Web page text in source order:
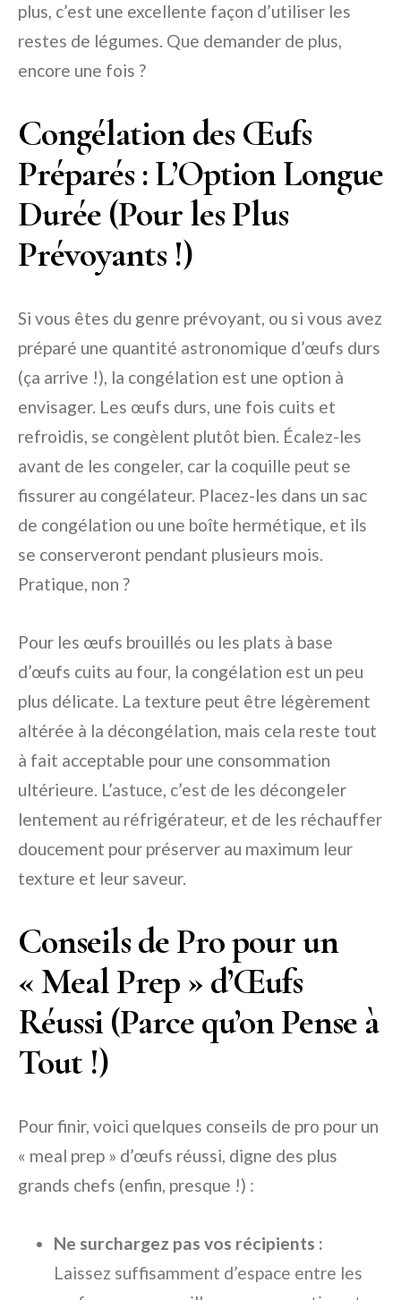
plus, c’est une excellente façon d’utiliser les
restes de légumes. Que demander de plus,
encore une fois ?
Congélation des Œufs
Préparés : L’Option Longue
Durée (Pour les Plus
Prévoyants !)
Si vous êtes du genre prévoyant, ou si vous avez
préparé une quantité astronomique d’œufs durs
(ça arrive !), la congélation est une option à
envisager. Les œufs durs, une fois cuits et
refroidis, se congèlent plutôt bien. Écalez-les
avant de les congeler, car la coquille peut se
fissurer au congélateur. Placez-les dans un sac
de congélation ou une boîte hermétique, et ils
se conserveront pendant plusieurs mois.
Pratique, non ?
Pour les œufs brouillés ou les plats à base
d’œufs cuits au four, la congélation est un peu
plus délicate. La texture peut être légèrement
altérée à la décongélation, mais cela reste tout
à fait acceptable pour une consommation
ultérieure. L’astuce, c’est de les décongeler
lentement au réfrigérateur, et de les réchauffer
doucement pour préserver au maximum leur
texture et leur saveur.
Conseils de Pro pour un
« Meal Prep » d’Œufs
Réussi (Parce qu’on Pense à
Tout !)
Pour finir, voici quelques conseils de pro pour un
« meal prep » d’œufs réussi, digne des plus
grands chefs (enfin, presque !) :
Ne surchargez pas vos récipients :
Laissez suffisamment d’espace entre les